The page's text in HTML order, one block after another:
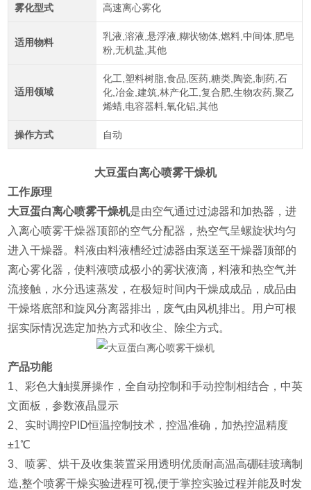
雾化型式 高速离心雾化
适用物料
乳液,溶液,悬浮液,糊状物体,燃料,中间体,肥皂
粉,无机盐,其他
适用领域
化工,塑料树脂,食品,医药,糖类,陶瓷,制药,石
化,冶金,建筑,林产化工,复合肥,生物农药,聚乙
烯蜡,电容器料,氧化铝,其他
操作方式 自动
大豆蛋白离心喷雾干燥机
工作原理
大豆蛋白离心喷雾干燥机是由空气通过过滤器和加热器，进
入离心喷雾干燥器顶部的空气分配器，热空气呈螺旋状均匀
进入干燥器。料液由料液槽经过滤器由泵送至干燥器顶部的
离心雾化器，使料液喷成极小的雾状液滴，料液和热空气并
流接触，水分迅速蒸发，在极短时间内干燥成成品，成品由
干燥塔底部和旋风分离器排出，废气由风机排出。用户可根
据实际情况选定加热方式和收尘、除尘方式。
产品功能
1、彩色大触摸屏操作，全自动控制和手动控制相结合，中英
文面板，参数液晶显示
2、实时调控PID恒温控制技术，控温准确，加热控温精度
±1℃
3、喷雾、烘干及收集装置采用透明优质耐高温高硼硅玻璃制
造,整个喷雾干燥实验进程可视,便于掌控实验过程并能及时发